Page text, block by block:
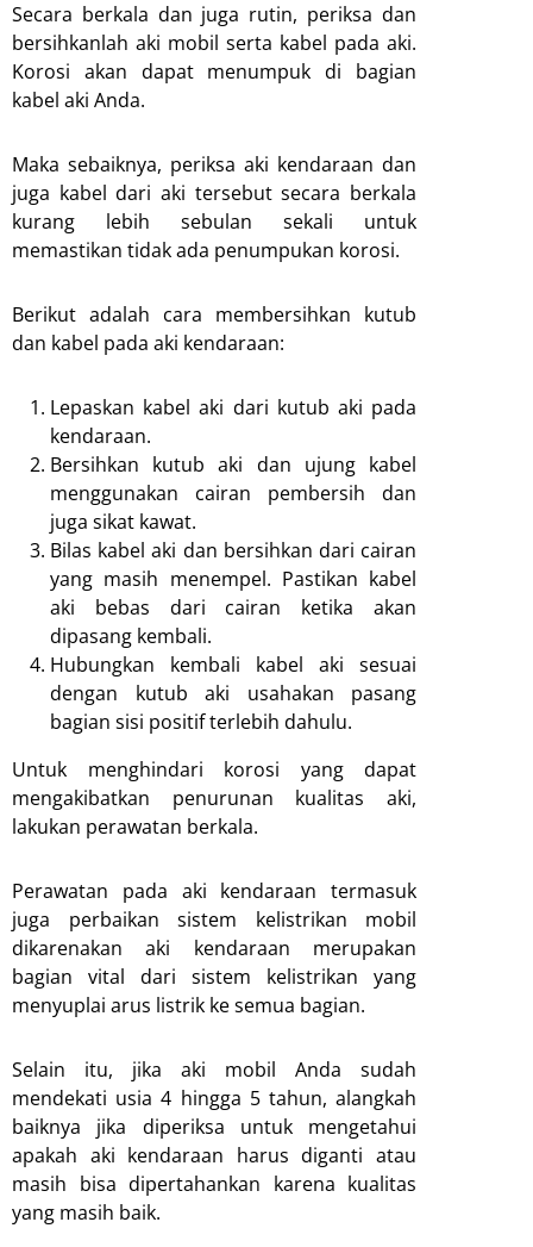
Secara berkala dan juga rutin, periksa dan
bersihkanlah aki mobil serta kabel pada aki.
Korosi akan dapat menumpuk di bagian
kabel aki Anda.
Maka sebaiknya, periksa aki kendaraan dan
juga kabel dari aki tersebut secara berkala
kurang lebih sebulan sekali untuk
memastikan tidak ada penumpukan korosi.
Berikut adalah cara membersihkan kutub
dan kabel pada aki kendaraan:
Lepaskan kabel aki dari kutub aki pada
kendaraan.
Bersihkan kutub aki dan ujung kabel
menggunakan cairan pembersih dan
juga sikat kawat.
Bilas kabel aki dan bersihkan dari cairan
yang masih menempel. Pastikan kabel
aki bebas dari cairan ketika akan
dipasang kembali.
Hubungkan kembali kabel aki sesuai
dengan kutub aki usahakan pasang
bagian sisi positif terlebih dahulu.
Untuk menghindari korosi yang dapat
mengakibatkan penurunan kualitas aki,
lakukan perawatan berkala.
Perawatan pada aki kendaraan termasuk
juga perbaikan sistem kelistrikan mobil
dikarenakan aki kendaraan merupakan
bagian vital dari sistem kelistrikan yang
menyuplai arus listrik ke semua bagian.
Selain itu, jika aki mobil Anda sudah
mendekati usia 4 hingga 5 tahun, alangkah
baiknya jika diperiksa untuk mengetahui
apakah aki kendaraan harus diganti atau
masih bisa dipertahankan karena kualitas
yang masih baik.